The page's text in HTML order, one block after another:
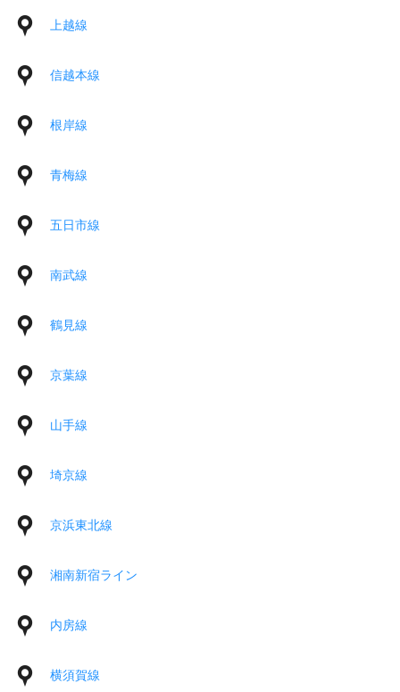
上越線
信越本線
根岸線
青梅線
五日市線
南武線
鶴見線
京葉線
山手線
埼京線
京浜東北線
湘南新宿ライン
内房線
横須賀線